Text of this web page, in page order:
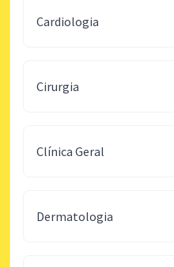
Cardiologia
Cirurgia
Clínica Geral
Dermatologia